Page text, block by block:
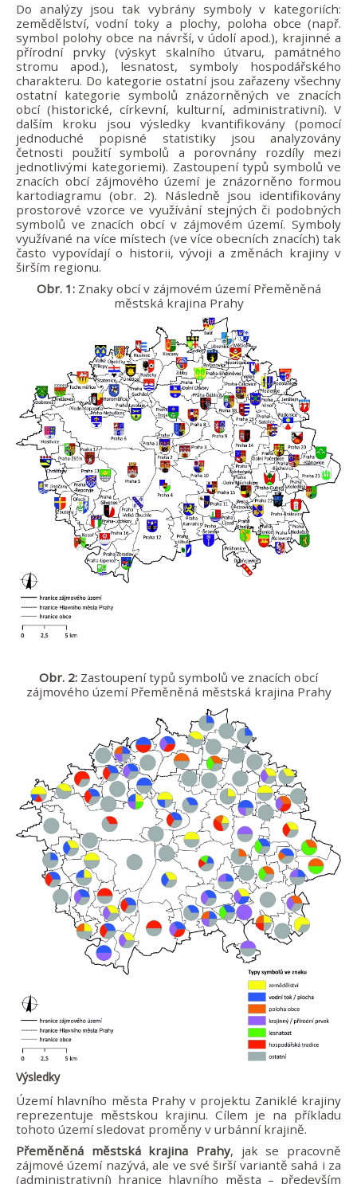
Do analýzy jsou tak vybrány symboly v kategoriích:
zemědělství, vodní toky a plochy, poloha obce (např.
symbol polohy obce na návrší, v údolí apod.), krajinné a
přírodní prvky (výskyt skalního útvaru, památného
stromu apod.), lesnatost, symboly hospodářského
charakteru. Do kategorie ostatní jsou zařazeny všechny
ostatní kategorie symbolů znázorněných ve znacích
obcí (historické, církevní, kulturní, administrativní). V
dalším kroku jsou výsledky kvantifikovány (pomocí
jednoduché popisné statistiky jsou analyzovány
četnosti použití symbolů a porovnány rozdíly mezi
jednotlivými kategoriemi). Zastoupení typů symbolů ve
znacích obcí zájmového území je znázorněno formou
kartodiagramu (obr. 2). Následně jsou identifikovány
prostorové vzorce ve využívání stejných či podobných
symbolů ve znacích obcí v zájmovém území. Symboly
využívané na více místech (ve více obecních znacích) tak
často vypovídají o historii, vývoji a změnách krajiny v
širším regionu.
Obr. 1:Znaky obcí v zájmovém území Přeměněná
městská krajina Prahy
Obr. 2: Zastoupení typů symbolů ve znacích obcí
zájmového území Přeměněná městská krajina Prahy
Výsledky
Území hlavního města Prahy v projektu Zaniklé krajiny
reprezentuje městskou krajinu. Cílem je na příkladu
tohoto území sledovat proměny v urbánní krajině.
Přeměněná městská krajina Prahy, jak se pracovně
zájmové území nazývá, ale ve své širší variantě sahá i za
(administrativní) hranice hlavního města – především